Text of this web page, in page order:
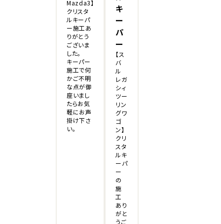
Mazda3】
クリスタ
ルキーパ
ー施工あ
りがとう
ございま
した。
キーパー
施工で何
かご不明
な点が御
座いまし
たらお気
軽にお声
掛け下さ
い。
キ
ー
パ
ー
【ス
バ
ル
レガ
シィ
ツー
リン
グワ
ゴ
ン】
クリ
スタ
ルキ
ーパ
ー
の
施
工
あり
がと
うご